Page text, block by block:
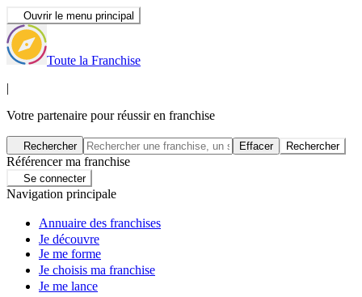
Ouvrir le menu principal
Toute la Franchise
|
Votre partenaire pour réussir en franchise
Rechercher Effacer Rechercher
Référencer ma franchise
Se connecter
Navigation principale
Annuaire des franchises
Je découvre
Je me forme
Je choisis ma franchise
Je me lance